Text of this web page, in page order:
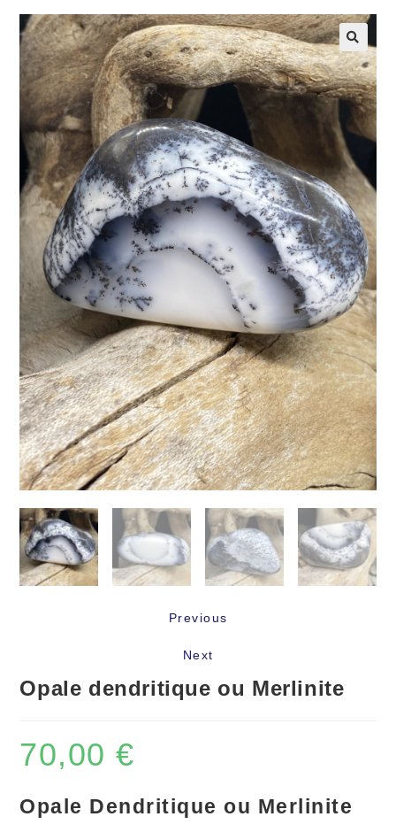
Previous
Next
Opale dendritique ou Merlinite
70,00€
Opale Dendritique ou Merlinite